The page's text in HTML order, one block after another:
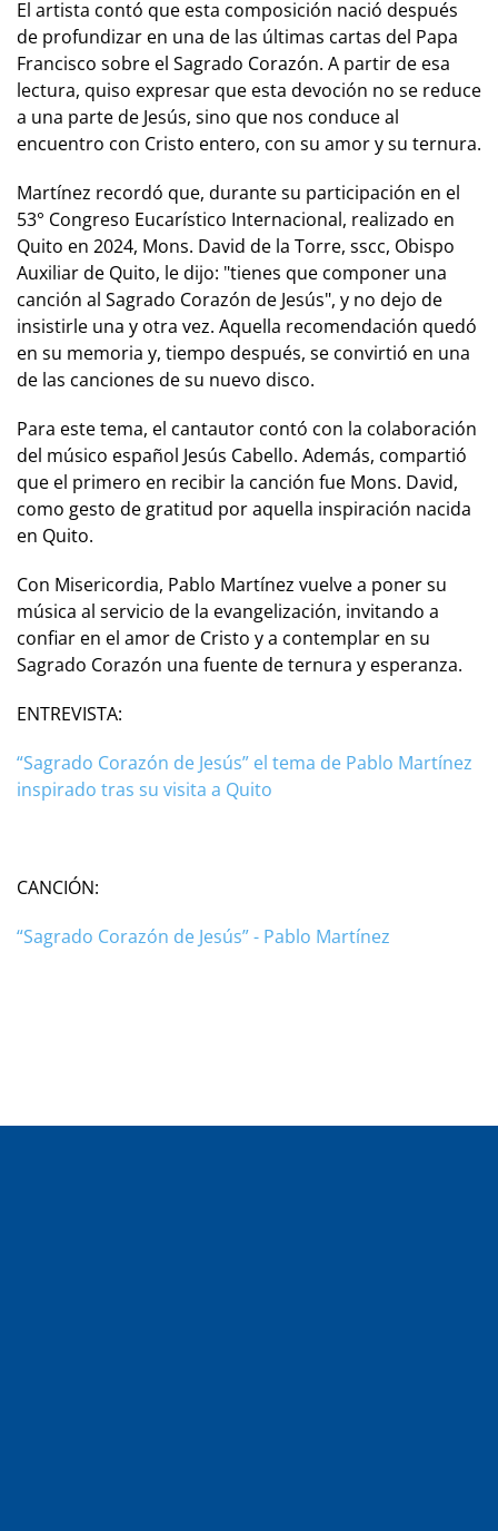
El artista contó que esta composición nació después
de profundizar en una de las últimas cartas del Papa
Francisco sobre el Sagrado Corazón. A partir de esa
lectura, quiso expresar que esta devoción no se reduce
a una parte de Jesús, sino que nos conduce al
encuentro con Cristo entero, con su amor y su ternura.
Martínez recordó que, durante su participación en el
53° Congreso Eucarístico Internacional, realizado en
Quito en 2024, Mons. David de la Torre, sscc, Obispo
Auxiliar de Quito, le dijo: "tienes que componer una
canción al Sagrado Corazón de Jesús", y no dejo de
insistirle una y otra vez. Aquella recomendación quedó
en su memoria y, tiempo después, se convirtió en una
de las canciones de su nuevo disco.
Para este tema, el cantautor contó con la colaboración
del músico español Jesús Cabello. Además, compartió
que el primero en recibir la canción fue Mons. David,
como gesto de gratitud por aquella inspiración nacida
en Quito.
Con Misericordia, Pablo Martínez vuelve a poner su
música al servicio de la evangelización, invitando a
confiar en el amor de Cristo y a contemplar en su
Sagrado Corazón una fuente de ternura y esperanza.
ENTREVISTA:
“Sagrado Corazón de Jesús” el tema de Pablo Martínez
inspirado tras su visita a Quito
CANCIÓN:
“Sagrado Corazón de Jesús” - Pablo Martínez